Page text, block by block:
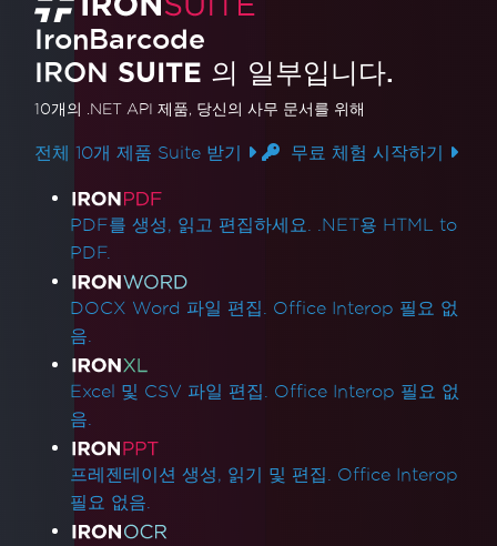
IronBarcode
IRON SUITE 의 일부입니다.
10개의 .NET API 제품, 당신의 사무 문서를 위해
전체 10개 제품 Suite 받기 무료 체험 시작하기
제품 링크
PDF를 생성, 읽고 편집하세요. .NET용 HTML to
PDF.
DOCX Word 파일 편집. Office Interop 필요 없
음.
Excel 및 CSV 파일 편집. Office Interop 필요 없
음.
프레젠테이션 생성, 읽기 및 편집. Office Interop
필요 없음.